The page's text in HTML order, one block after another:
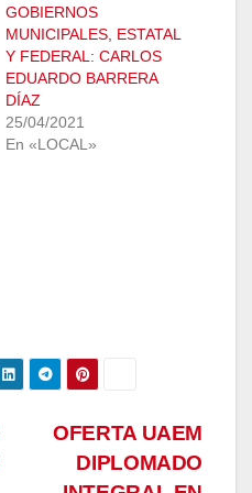
GOBIERNOS
MUNICIPALES, ESTATAL
Y FEDERAL: CARLOS
EDUARDO BARRERA
DÍAZ
25/04/2021
En «LOCAL»
OFERTA UAEM
DIPLOMADO